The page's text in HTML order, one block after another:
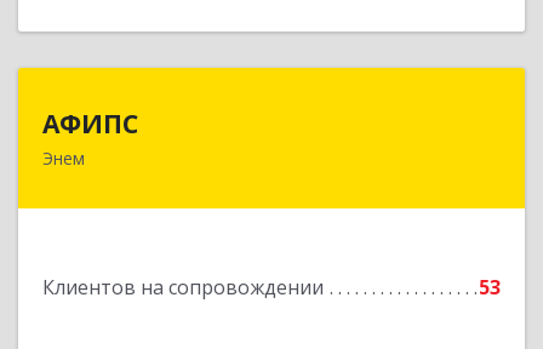
АФИПС
Энем
Клиентов на сопровождении 53
385132, Адыгея Респ, Тахтамукайский р-н, Энем